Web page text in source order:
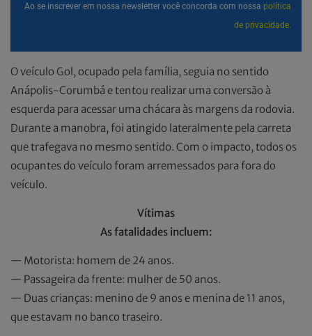
Ao se inscrever em nossa newsletter você concorda com nossa política
de privacidade.
O veículo Gol, ocupado pela família, seguia no sentido
Anápolis-Corumbá e tentou realizar uma conversão à
esquerda para acessar uma chácara às margens da rodovia.
Durante a manobra, foi atingido lateralmente pela carreta
que trafegava no mesmo sentido. Com o impacto, todos os
ocupantes do veículo foram arremessados para fora do
veículo.
Vítimas
As fatalidades incluem:
— Motorista: homem de 24 anos.
— Passageira da frente: mulher de 50 anos.
— Duas crianças: menino de 9 anos e menina de 11 anos,
que estavam no banco traseiro.